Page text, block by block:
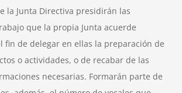
la Junta Directiva presidirán las
que la propia Junta acuerde
fin de delegar en ellas la preparación de
o actividades, o de recabar de las
necesarias. Formarán parte de